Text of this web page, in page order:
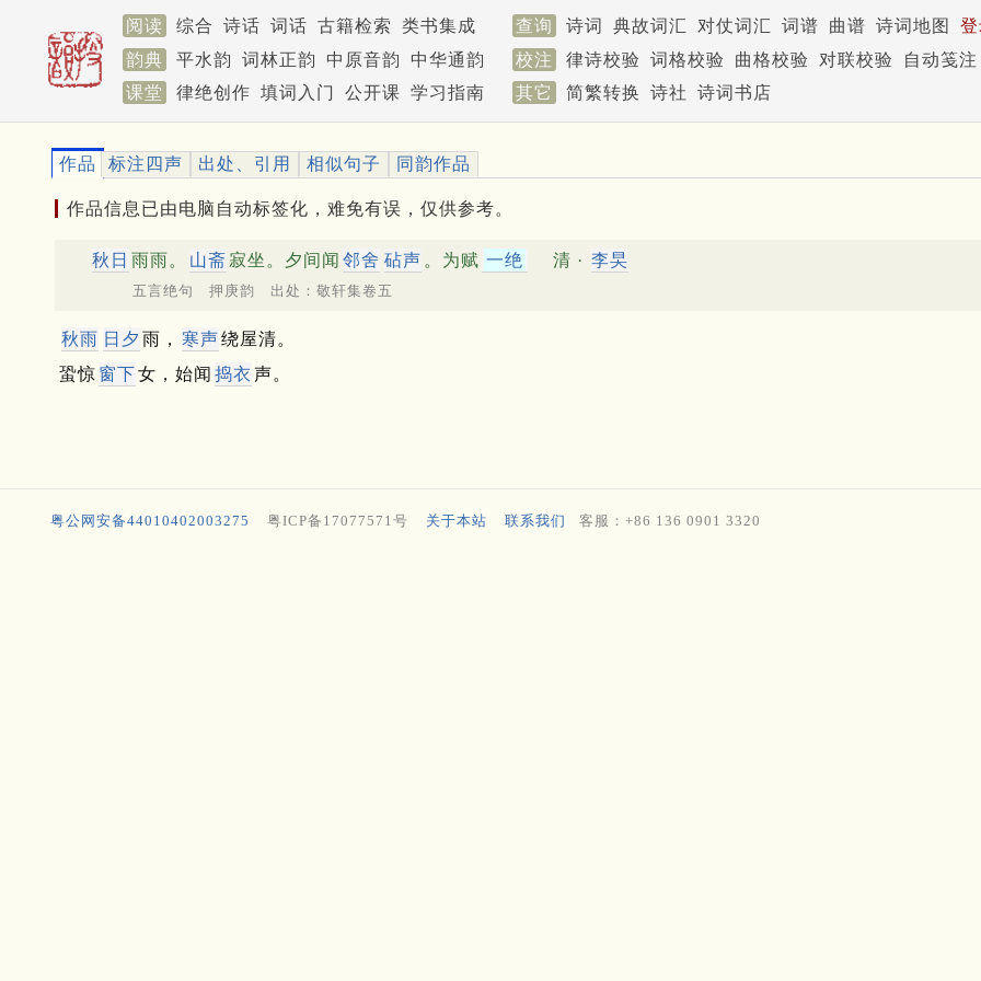
阅读 综合 诗话 词话 古籍检索 类书集成 查询 诗词 典故词汇 对仗词汇 词谱 曲谱 诗词地图
韵典
平水韵 词林正韵 中原音韵 中华通韵 校注 律诗校验 词格校验 曲格校验 对联校验
自动笺注
课堂
律绝创作 填词入门 公开课 学习指南 其它 简繁转换 诗社 诗词书店
作品 标注四声 出处、引用 相似句子 同韵作品
作品信息已由电脑自动标签化，难免有误，仅供参考。
秋日 雨雨。 山斋 寂坐。夕间闻 邻舍 砧声 。为赋 一绝 清 · 李旲
五言绝句 押庚韵 出处：敬轩集卷五
秋雨 日夕 雨， 寒声绕屋清。
蛩惊 窗下女，始闻 捣衣 声。
粤公网安备44010402003275 粤ICP备17077571号 关于本站 联系我们 客服：+86 136 0901 3320